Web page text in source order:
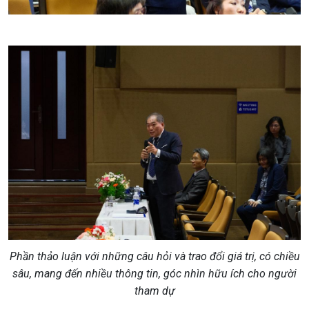
Phần thảo luận với những câu hỏi và trao đổi giá trị, có chiều
sâu, mang đến nhiều thông tin, góc nhìn hữu ích cho người
tham dự